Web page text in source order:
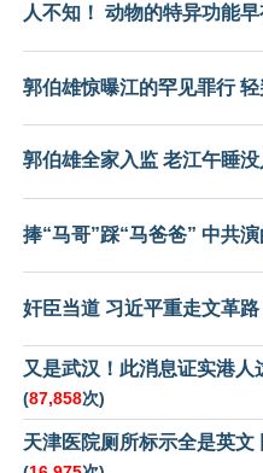
人不知！ 动物的特异功能
郭伯雄惊曝江的罕见罪行 轻
郭伯雄全家入监 老江午睡
捧“马哥”踩“马爸爸” 中共
奸臣当道 习近平重走文革路
又是武汉！此消息证实港人
(87,858次)
天津医院厕所标示全是英文